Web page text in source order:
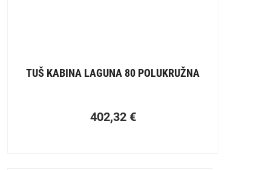
TUŠ KABINA LAGUNA 80 POLUKRUŽNA
402,32 €